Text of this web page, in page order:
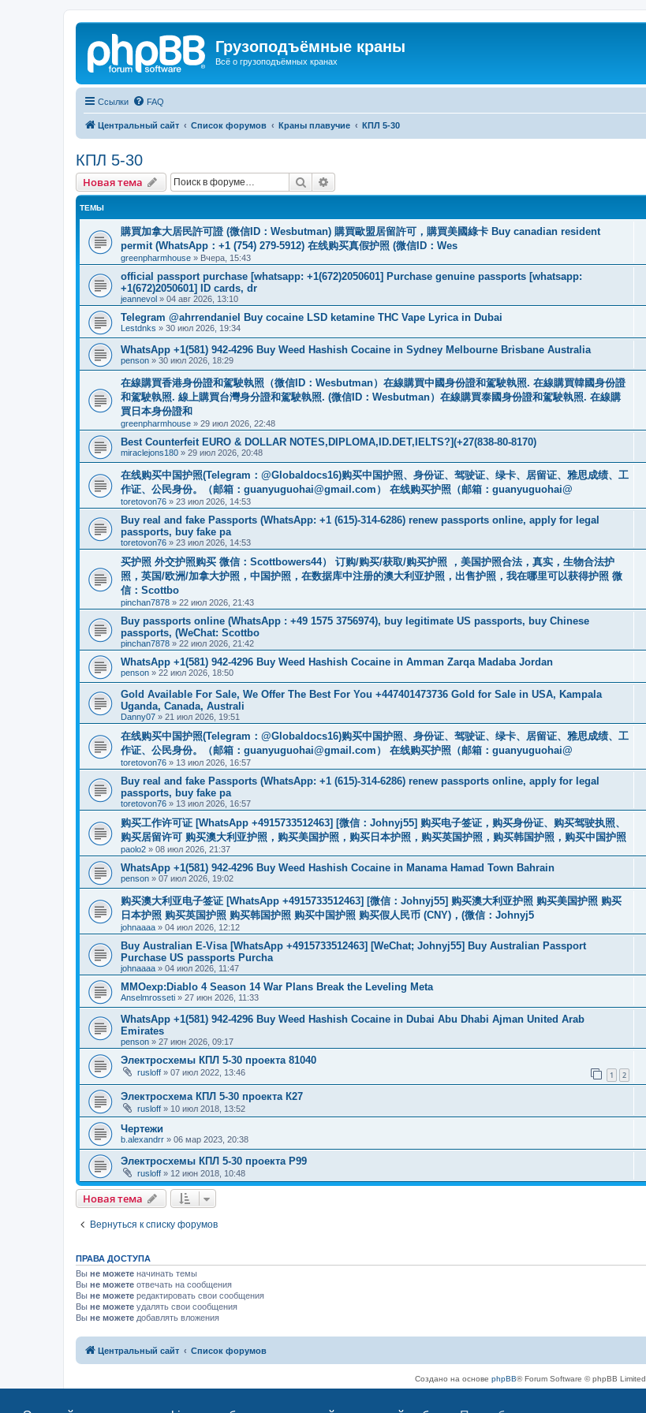
Грузоподъёмные краны
Всё о грузоподъёмных кранах
Ссылки FAQ
Центральный сайт Список форумов Краны плавучие КПЛ 5-30
КПЛ 5-30
Новая тема Поиск
ТЕМЫ
購買加拿大居民許可證 (微信ID：Wesbutman) 購買歐盟居留許可，購買美國綠卡 Buy canadian resident
permit (WhatsApp：+1 (754) 279-5912) 在线购买真假护照 (微信ID：Wes
greenpharmhouse » Вчера, 15:43
official passport purchase [whatsapp: +1(672)2050601] Purchase genuine passports [whatsapp:
+1(672)2050601] ID cards, dr
jeannevol » 04 авг 2026, 13:10
Telegram @ahrrendaniel Buy cocaine LSD ketamine THC Vape Lyrica in Dubai
Lestdnks » 30 июл 2026, 19:34
WhatsApp +1(581) 942-4296 Buy Weed Hashish Cocaine in Sydney Melbourne Brisbane Australia
penson » 30 июл 2026, 18:29
在線購買香港身份證和駕駛執照（微信ID：Wesbutman）在線購買中國身份證和駕駛執照. 在線購買韓國身份證
和駕駛執照. 線上購買台灣身分證和駕駛執照. (微信ID：Wesbutman）在線購買泰國身份證和駕駛執照. 在線購
買日本身份證和
greenpharmhouse » 29 июл 2026, 22:48
Best Counterfeit EURO & DOLLAR NOTES,DIPLOMA,ID.DET,IELTS?](+27(838-80-8170)
miraclejons180 » 29 июл 2026, 20:48
在线购买中国护照(Telegram：@Globaldocs16)购买中国护照、身份证、驾驶证、绿卡、居留证、雅思成绩、工
作证、公民身份。（邮箱： guanyuguohai@gmail.com ） 在线购买护照（邮箱：guanyuguohai@
toretovon76 » 23 июл 2026, 14:53
Buy real and fake Passports (WhatsApp: +1 (615)-314-6286) renew passports online, apply for legal
passports, buy fake pa
toretovon76 » 23 июл 2026, 14:53
买护照 外交护照购买 微信：Scottbowers44） 订购/购买/获取/购买护照 ，美国护照合法，真实，生物合法护
照，英国/欧洲/加拿大护照，中国护照，在数据库中注册的澳大利亚护照，出售护照，我在哪里可以获得护照 微
信：Scottbo
pinchan7878 » 22 июл 2026, 21:43
Buy passports online (WhatsApp : +49 1575 3756974), buy legitimate US passports, buy Chinese
passports, (WeChat: Scottbo
pinchan7878 » 22 июл 2026, 21:42
WhatsApp +1(581) 942-4296 Buy Weed Hashish Cocaine in Amman Zarqa Madaba Jordan
penson » 22 июл 2026, 18:50
Gold Available For Sale, We Offer The Best For You +447401473736 Gold for Sale in USA, Kampala
Uganda, Canada, Australi
Danny07 » 21 июл 2026, 19:51
在线购买中国护照(Telegram：@Globaldocs16)购买中国护照、身份证、驾驶证、绿卡、居留证、雅思成绩、工
作证、公民身份。（邮箱： guanyuguohai@gmail.com ） 在线购买护照（邮箱：guanyuguohai@
toretovon76 » 13 июл 2026, 16:57
Buy real and fake Passports (WhatsApp: +1 (615)-314-6286) renew passports online, apply for legal
passports, buy fake pa
toretovon76 » 13 июл 2026, 16:57
购买工作许可证 [WhatsApp +4915733512463] [微信：Johnyj55] 购买电子签证，购买身份证、购买驾驶执照、
购买居留许可 购买澳大利亚护照，购买美国护照，购买日本护照，购买英国护照，购买韩国护照，购买中国护照
paolo2 » 08 июл 2026, 21:37
WhatsApp +1(581) 942-4296 Buy Weed Hashish Cocaine in Manama Hamad Town Bahrain
penson » 07 июл 2026, 19:02
购买澳大利亚电子签证 [WhatsApp +4915733512463] [微信：Johnyj55] 购买澳大利亚护照 购买美国护照 购买
日本护照 购买英国护照 购买韩国护照 购买中国护照 购买假人民币 (CNY)，(微信：Johnyj5
johnaaaa » 04 июл 2026, 12:12
Buy Australian E-Visa [WhatsApp +4915733512463] [WeChat; Johnyj55] Buy Australian Passport
Purchase US passports Purcha
johnaaaa » 04 июл 2026, 11:47
MMOexp:Diablo 4 Season 14 War Plans Break the Leveling Meta
Anselmrosseti » 27 июн 2026, 11:33
WhatsApp +1(581) 942-4296 Buy Weed Hashish Cocaine in Dubai Abu Dhabi Ajman United Arab
Emirates
penson » 27 июн 2026, 09:17
Электросхемы КПЛ 5-30 проекта 81040
rusloff » 07 июл 2022, 13:46 1 2
Электросхема КПЛ 5-30 проекта К27
rusloff » 10 июл 2018, 13:52
Чертежи
b.alexandrr » 06 мар 2023, 20:38
Электросхемы КПЛ 5-30 проекта Р99
rusloff » 12 июн 2018, 10:48
Новая тема
Вернуться к списку форумов
ПРАВА ДОСТУПА
Вы не можете начинать темы
Вы не можете отвечать на сообщения
Вы не можете редактировать свои сообщения
Вы не можете удалять свои сообщения
Вы не можете добавлять вложения
Центральный сайт Список форумов
Создано на основе phpBB® Forum Software © phpBB Limited